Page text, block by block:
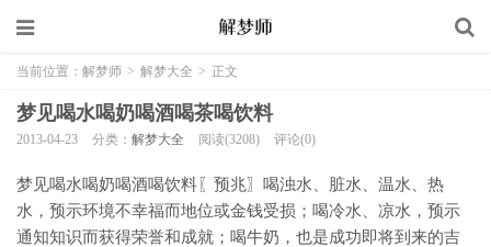
当前位置： 解梦师 > 解梦大全 > 正文
梦见喝水喝奶喝酒喝茶喝饮料
2013-04-23 分类： 解梦大全 阅读(3208) 评论(0)
梦见喝水喝奶喝酒喝饮料〖预兆〗喝浊水、脏水、温水、热
水，预示环境不幸福而地位或金钱受损；喝冷水、凉水，预示
通知知识而获得荣誉和成就；喝牛奶，也是成功即将到来的吉